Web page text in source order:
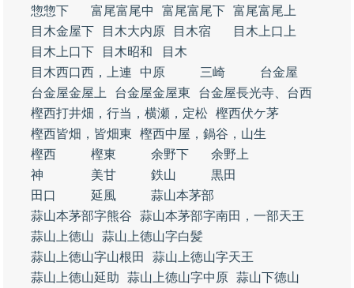
惣惣下
富尾富尾中 富尾富尾下 富尾富尾上
目木金屋下
目木大内原 目木宿
目木上口上
目木上口下
目木昭和
目木
目木西口西，上連
中原 三崎
台金屋
台金屋金屋上
台金屋金屋東
台金屋長光寺、台西
樫西打井畑，行当，横瀬，定松 樫西伏ケ茅
樫西皆畑，皆畑東
樫西中屋，鍋谷，山生
樫西
樫東 余野下
余野上
神
美甘 鉄山
黒田
田口
延風
蒜山本茅部
蒜山本茅部字熊谷
蒜山本茅部字南田，一部天王
蒜山上徳山
蒜山上徳山字白髪
蒜山上徳山字山根田
蒜山上徳山字天王
蒜山上徳山延助
蒜山上徳山字中原 蒜山下徳山